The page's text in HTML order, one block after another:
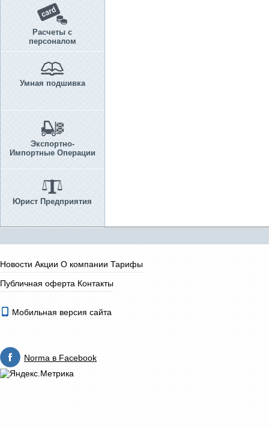
Расчеты с
персоналом
Умная подшивка
Экспортно-
Импортные Операции
Юрист Предприятия
Новости Акции О компании Тарифы
Публичная оферта Контакты
Мобильная версия сайта
Norma в Facebook